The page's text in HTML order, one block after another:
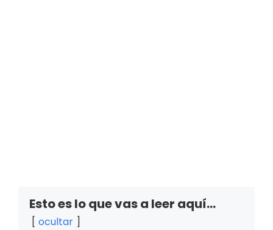
Esto es lo que vas a leer aquí...
ocultar